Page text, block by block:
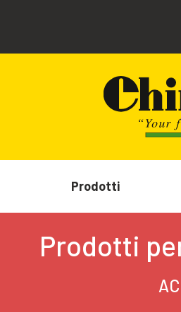
Prodotti
Prodotti